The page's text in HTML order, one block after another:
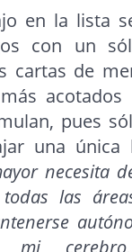
en la lista
con un
cartas de
pues
una única
necesita
las
mi